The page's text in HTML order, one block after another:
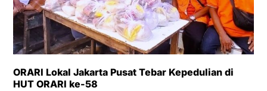
ORARI Lokal Jakarta Pusat Tebar Kepedulian di
HUT ORARI ke-58